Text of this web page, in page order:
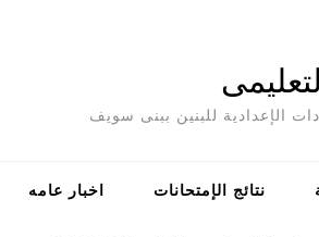
الإعدادية للبنين ببنى سويف
نتائج الإمتحانات اخبار عامه